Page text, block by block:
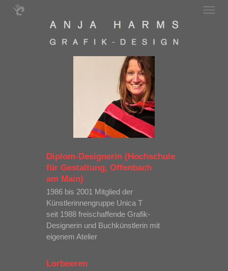
Diplom-Designerin (Hochschule
für Gestaltung, Offenbach
am Main)
1986 bis 2001 Mitglied der
Künstlerinnengruppe Unica T
seit 1988 freischaffende Grafik-
Designerin und Buchkünstlerin mit
eigenem Atelier
Lorbeeren